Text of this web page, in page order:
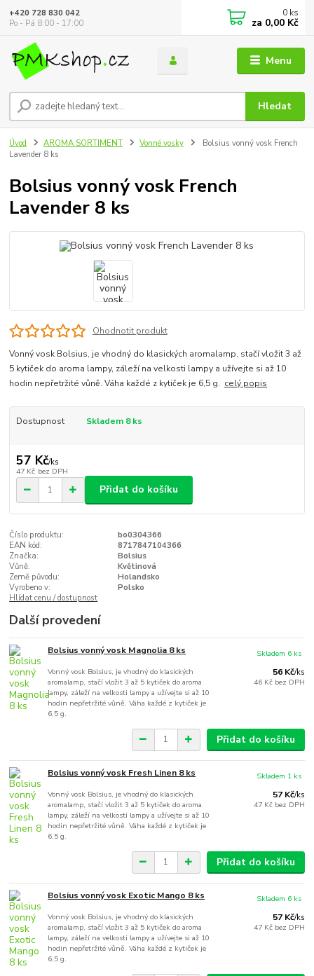
Menu
Hledat
+420 728 830 042
Po - Pá 8:00 - 17:00
0 ks
za 0,00 Kč
Úvod AROMA SORTIMENT Vonné vosky
Bolsius vonný vosk French
Lavender 8 ks
Bolsius vonný vosk French
Lavender 8 ks
Ohodnotit produkt
Vonný vosk Bolsius, je vhodný do klasických aromalamp, stačí vložit 3 až
5 kytiček do aroma lampy, záleží na velkosti lampy a užívejte si až 10
hodin nepřetržité vůně. Váha každé z kytiček je 6,5 g. celý popis
Dostupnost Skladem 8 ks
57 Kč/ks
47 Kč bez DPH
Přidat do košíku
Číslo produktu:
bo0304366
EAN kód:
8717847104366
Značka:
Bolsius
Vůně:
Květinová
Země původu:
Holandsko
Vyrobeno v:
Polsko
Hlídat cenu / dostupnost
Další provedení
Bolsius vonný vosk Magnolia 8 ks
Vonný vosk Bolsius, je vhodný do klasických
aromalamp, stačí vložit 3 až 5 kytiček do aroma
lampy, záleží na velkosti lampy a užívejte si až 10
hodin nepřetržité vůně. Váha každé z kytiček je
6,5 g.
56 Kč/ks
46 Kč bez DPH
Skladem 6 ks
Přidat do košíku
Bolsius vonný vosk Fresh Linen 8 ks
Vonný vosk Bolsius, je vhodný do klasických
aromalamp, stačí vložit 3 až 5 kytiček do aroma
lampy, záleží na velkosti lampy a užívejte si až 10
hodin nepřetržité vůně. Váha každé z kytiček je
6,5 g.
57 Kč/ks
47 Kč bez DPH
Skladem 1 ks
Přidat do košíku
Bolsius vonný vosk Exotic Mango 8 ks
Vonný vosk Bolsius, je vhodný do klasických
aromalamp, stačí vložit 3 až 5 kytiček do aroma
lampy, záleží na velkosti lampy a užívejte si až 10
hodin nepřetržité vůně. Váha každé z kytiček je
6,5 g.
57 Kč/ks
47 Kč bez DPH
Skladem 6 ks